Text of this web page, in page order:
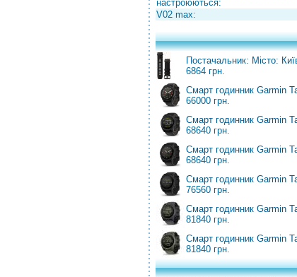
настроюються:
V02 max:
Постачальник: Місто:
6864 грн.
Смарт годинник Garmin
66000 грн.
Смарт годинник Garmin
68640 грн.
Смарт годинник Garmin
68640 грн.
Смарт годинник Garmin
76560 грн.
Смарт годинник Garmin
81840 грн.
Смарт годинник Garmin
81840 грн.